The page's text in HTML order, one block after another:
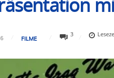
FILME
3